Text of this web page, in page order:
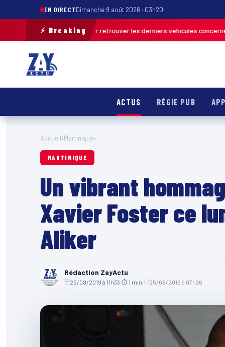
EN DIRECTDimanche 9 août 2026 · 03h20
⚡ Breaking
de terrain pour retrouver les derniers véhicules concernés
ACTUS RÉGIE PUB
Accueil›Martinique›
MARTINIQUE
Un vibrant
Xavier Foster ce
Aliker
Rédaction ZayActu
25/08/2019 à 11h33 ⏱ 1 min 25/08/2019 à 07h36